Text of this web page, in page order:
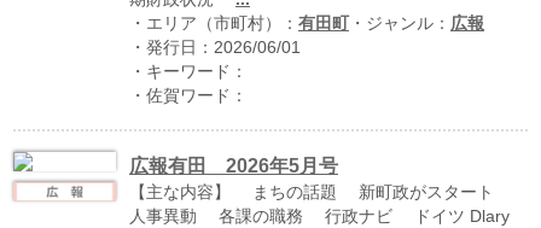
佐賀ワード
・エリア（市町村）： 有田町 ・ジャンル： 広報
・発行日：2026/06/01
・キーワード：
・佐賀ワード：
広報有田 2026年5月号
【主な内容】 まちの話題 新町政がスタート
人事異動 各課の職務 行政ナビ ドイツ Dlary